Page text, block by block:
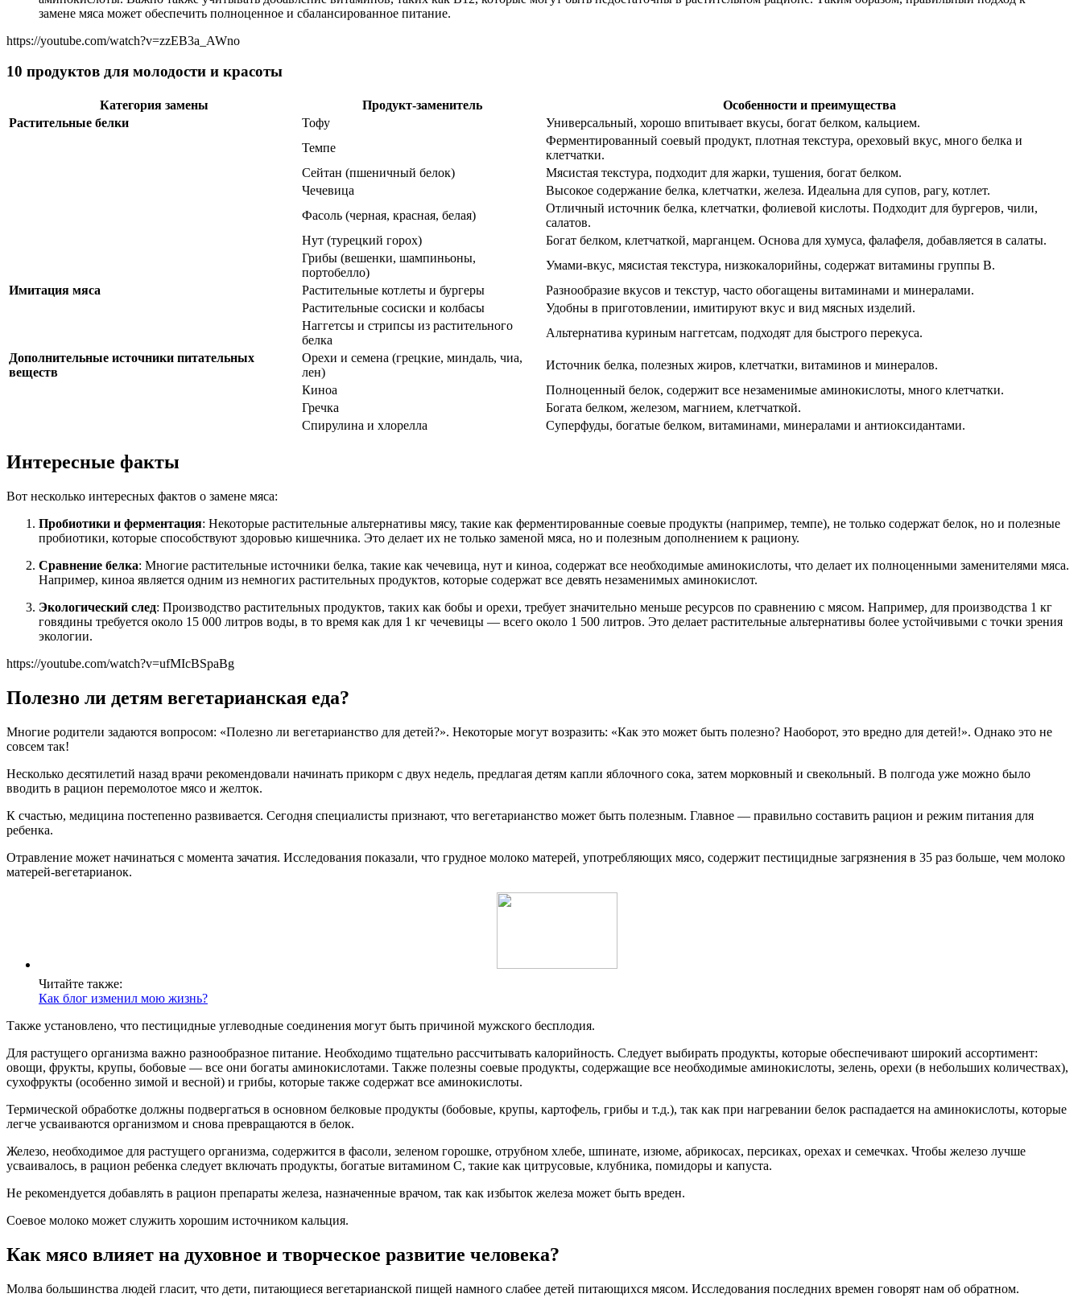
замене мяса может обеспечить полноценное и сбалансированное питание.
https://youtube.com/watch?v=zzEB3a_AWno
10 продуктов для молодости и красоты
Категория замены Продукт-заменитель
Особенности и преимущества
Растительные белки
Тофу
Универсальный, хорошо впитывает вкусы, богат белком, кальцием.
Темпе
Ферментированный соевый продукт, плотная текстура, ореховый вкус, много белка и
клетчатки.
Сейтан (пшеничный белок)
Мясистая текстура, подходит для жарки, тушения, богат белком.
Чечевица
Высокое содержание белка, клетчатки, железа. Идеальна для супов, рагу, котлет.
Фасоль (черная, красная, белая)
Отличный источник белка, клетчатки, фолиевой кислоты. Подходит для бургеров, чили,
салатов.
Нут (турецкий горох)
Богат белком, клетчаткой, марганцем. Основа для хумуса, фалафеля, добавляется в салаты.
Грибы (вешенки, шампиньоны,
портобелло)
Умами-вкус, мясистая текстура, низкокалорийны, содержат витамины группы В.
Имитация мяса
Растительные котлеты и бургеры
Разнообразие вкусов и текстур, часто обогащены витаминами и минералами.
Растительные сосиски и колбасы
Удобны в приготовлении, имитируют вкус и вид мясных изделий.
Наггетсы и стрипсы из растительного
белка
Альтернатива куриным наггетсам, подходят для быстрого перекуса.
Дополнительные источники питательных
веществ
Орехи и семена (грецкие, миндаль, чиа,
лен)
Источник белка, полезных жиров, клетчатки, витаминов и минералов.
Киноа
Полноценный белок, содержит все незаменимые аминокислоты, много клетчатки.
Гречка
Богата белком, железом, магнием, клетчаткой.
Спирулина и хлорелла
Суперфуды, богатые белком, витаминами, минералами и антиоксидантами.
Интересные факты
Вот несколько интересных фактов о замене мяса:
Пробиотики и ферментация: Некоторые растительные альтернативы мясу, такие как ферментированные соевые продукты (например, темпе), не только содержат белок, но и полезные
пробиотики, которые способствуют здоровью кишечника. Это делает их не только заменой мяса, но и полезным дополнением к рациону.
Сравнение белка: Многие растительные источники белка, такие как чечевица, нут и киноа, содержат все необходимые аминокислоты, что делает их полноценными заменителями мяса.
Например, киноа является одним из немногих растительных продуктов, которые содержат все девять незаменимых аминокислот.
Экологический след: Производство растительных продуктов, таких как бобы и орехи, требует значительно меньше ресурсов по сравнению с мясом. Например, для производства 1 кг
говядины требуется около 15 000 литров воды, в то время как для 1 кг чечевицы — всего около 1 500 литров. Это делает растительные альтернативы более устойчивыми с точки зрения
экологии.
https://youtube.com/watch?v=ufMIcBSpaBg
Полезно ли детям вегетарианская еда?
Многие родители задаются вопросом: «Полезно ли вегетарианство для детей?». Некоторые могут возразить: «Как это может быть полезно? Наоборот, это вредно для детей!». Однако это не
совсем так!
Несколько десятилетий назад врачи рекомендовали начинать прикорм с двух недель, предлагая детям капли яблочного сока, затем морковный и свекольный. В полгода уже можно было
вводить в рацион перемолотое мясо и желток.
К счастью, медицина постепенно развивается. Сегодня специалисты признают, что вегетарианство может быть полезным. Главное — правильно составить рацион и режим питания для
ребенка.
Отравление может начинаться с момента зачатия. Исследования показали, что грудное молоко матерей, употребляющих мясо, содержит пестицидные загрязнения в 35 раз больше, чем молоко
матерей-вегетарианок.
Читайте также:
Как блог изменил мою жизнь?
Также установлено, что пестицидные углеводные соединения могут быть причиной мужского бесплодия.
Для растущего организма важно разнообразное питание. Необходимо тщательно рассчитывать калорийность. Следует выбирать продукты, которые обеспечивают широкий ассортимент:
овощи, фрукты, крупы, бобовые — все они богаты аминокислотами. Также полезны соевые продукты, содержащие все необходимые аминокислоты, зелень, орехи (в небольших количествах),
сухофрукты (особенно зимой и весной) и грибы, которые также содержат все аминокислоты.
Термической обработке должны подвергаться в основном белковые продукты (бобовые, крупы, картофель, грибы и т.д.), так как при нагревании белок распадается на аминокислоты, которые
легче усваиваются организмом и снова превращаются в белок.
Железо, необходимое для растущего организма, содержится в фасоли, зеленом горошке, отрубном хлебе, шпинате, изюме, абрикосах, персиках, орехах и семечках. Чтобы железо лучше
усваивалось, в рацион ребенка следует включать продукты, богатые витамином C, такие как цитрусовые, клубника, помидоры и капуста.
Не рекомендуется добавлять в рацион препараты железа, назначенные врачом, так как избыток железа может быть вреден.
Соевое молоко может служить хорошим источником кальция.
Как мясо влияет на духовное и творческое развитие человека?
Молва большинства людей гласит, что дети, питающиеся вегетарианской пищей намного слабее детей питающихся мясом. Исследования последних времен говорят нам об обратном.